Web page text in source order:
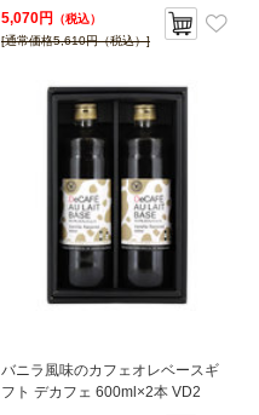
5,070円
（税込）
[通常価格5,610円（税込）]
バニラ風味のカフェオレベースギ
フト デカフェ 600ml×2本 VD2